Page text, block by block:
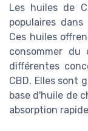
Les huiles de
populaires dans
Ces huiles
consommer du
différentes
CBD. Elles sont
base d'huile de
absorption